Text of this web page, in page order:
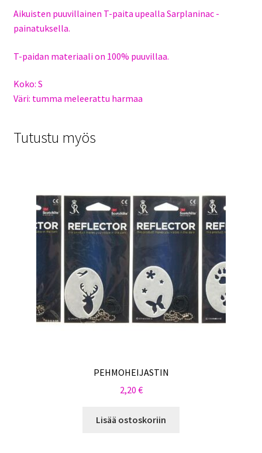
Aikuisten puuvillainen T-paita upealla Sarplaninac -
painatuksella.
T-paidan materiaali on 100% puuvillaa.
Koko: S
Väri: tumma meleerattu harmaa
Tutustu myös
PEHMOHEIJASTIN
2,20 €
Lisää ostoskoriin